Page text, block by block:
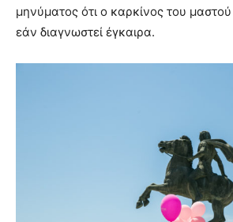
μηνύματος ότι ο καρκίνος του μαστού
εάν διαγνωστεί έγκαιρα.